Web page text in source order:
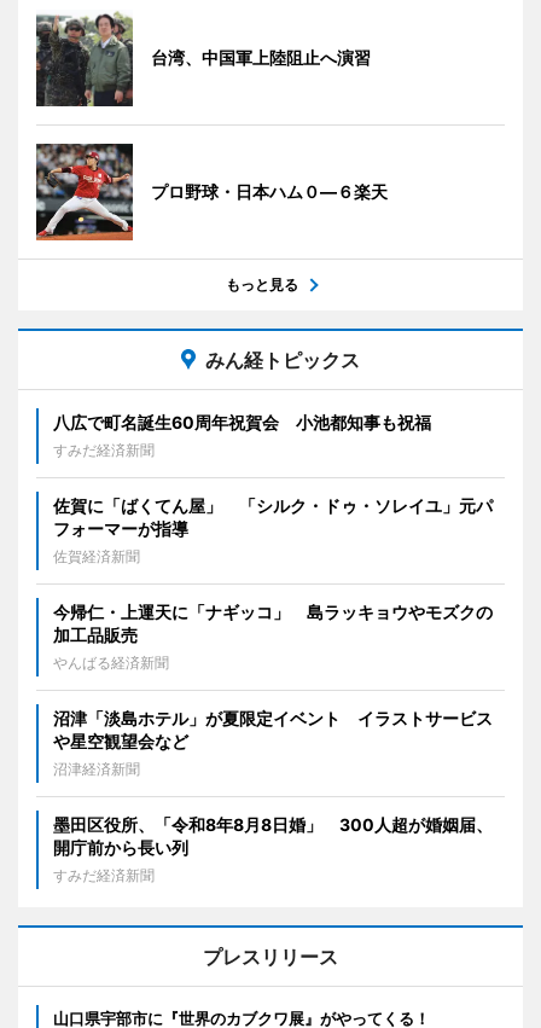
台湾、中国軍上陸阻止へ演習
プロ野球・日本ハム０―６楽天
もっと見る
みん経トピックス
八広で町名誕生60周年祝賀会 小池都知事も祝福
すみだ経済新聞
佐賀に「ばくてん屋」 「シルク・ドゥ・ソレイユ」元パ
フォーマーが指導
佐賀経済新聞
今帰仁・上運天に「ナギッコ」 島ラッキョウやモズクの
加工品販売
やんばる経済新聞
沼津「淡島ホテル」が夏限定イベント イラストサービス
や星空観望会など
沼津経済新聞
墨田区役所、「令和8年8月8日婚」 300人超が婚姻届、
開庁前から長い列
すみだ経済新聞
プレスリリース
山口県宇部市に『世界のカブクワ展』がやってくる！